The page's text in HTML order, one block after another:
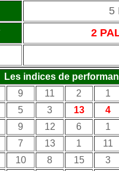
5
2
Les indices de
9 11 2
1
5 3 13
4
9 12 6
1
7 13 1
11
10 8 15
3